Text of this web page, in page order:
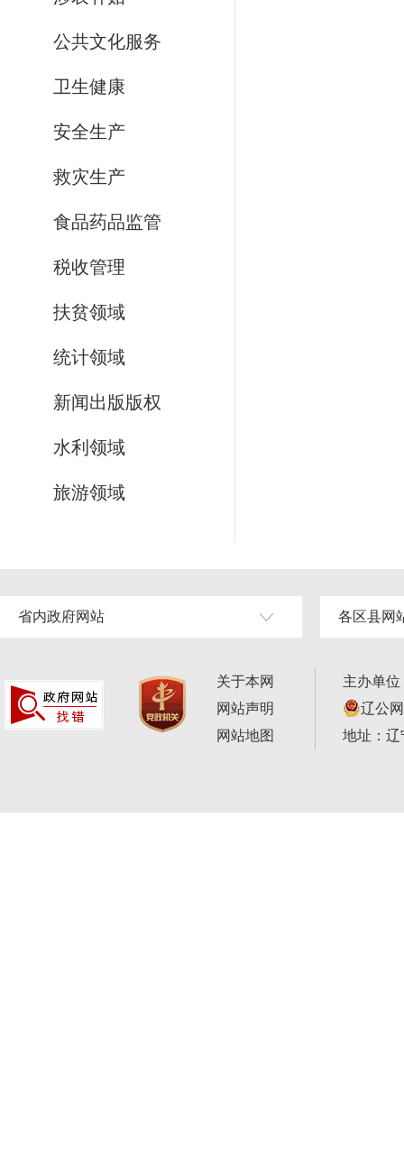
公共文化服务
卫生健康
安全生产
救灾生产
食品药品监管
税收管理
扶贫领域
统计领域
新闻出版版权
水利领域
旅游领域
省内政府网站 各区县网
关于本网
网站声明
网站地图
主办单
辽公
地址：辽